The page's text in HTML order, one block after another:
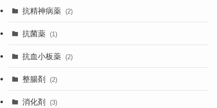
抗精神病薬 (2)
抗菌薬 (1)
抗血小板薬 (2)
整腸剤 (2)
消化剤 (3)